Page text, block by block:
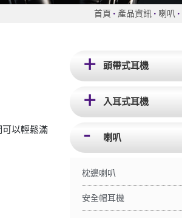
首頁 產品資訊 喇叭
頭帶式耳機
入耳式耳機
喇叭
枕邊喇叭
安全帽耳機
以輕鬆滿